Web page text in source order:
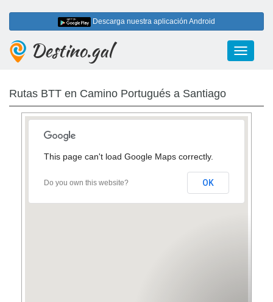
Descarga nuestra aplicación Android
Toggle
Destino.gal
Rutas BTT en Camino Portugués a Santiago
This page can't load Google Maps correctly.
Do you own this website? OK